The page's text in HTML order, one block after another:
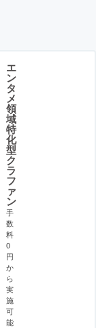
エ
ン
タ
メ
領
域
特
化
型
ク
ラ
フ
ァ
ン
手
数
料
0
円
か
ら
実
施
可
能